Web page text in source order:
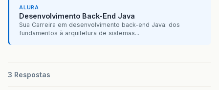
ALURA
Desenvolvimento Back-End Java
Sua Carreira em desenvolvimento back-end Java: dos
fundamentos à arquitetura de sistemas...
3 Respostas